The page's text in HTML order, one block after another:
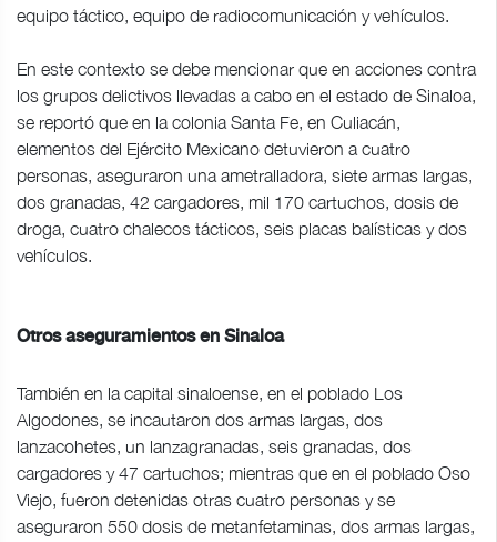
equipo táctico, equipo de radiocomunicación y vehículos.
En este contexto se debe mencionar que en acciones contra
los grupos delictivos llevadas a cabo en el estado de Sinaloa,
se reportó que en la colonia Santa Fe, en Culiacán,
elementos del Ejército Mexicano detuvieron a cuatro
personas, aseguraron una ametralladora, siete armas largas,
dos granadas, 42 cargadores, mil 170 cartuchos, dosis de
droga, cuatro chalecos tácticos, seis placas balísticas y dos
vehículos.
Otros aseguramientos en Sinaloa
También en la capital sinaloense, en el poblado Los
Algodones, se incautaron dos armas largas, dos
lanzacohetes, un lanzagranadas, seis granadas, dos
cargadores y 47 cartuchos; mientras que en el poblado Oso
Viejo, fueron detenidas otras cuatro personas y se
aseguraron 550 dosis de metanfetaminas, dos armas largas,